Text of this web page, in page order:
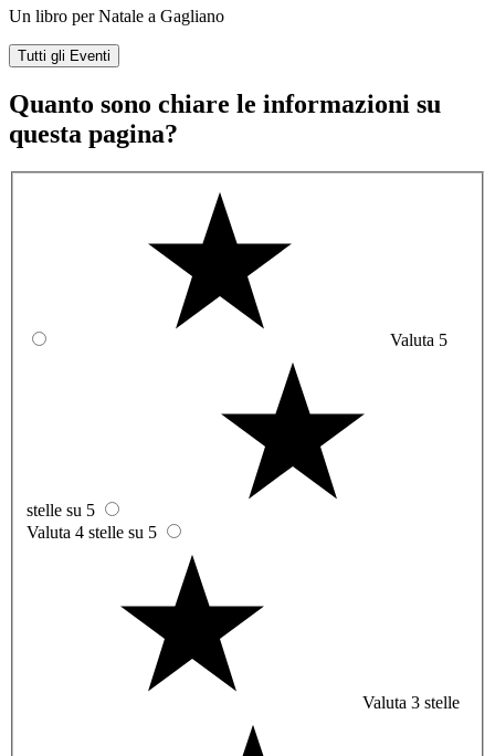
Un libro per Natale a Gagliano
Tutti gli Eventi
Quanto sono chiare le informazioni su
questa pagina?
Valuta 5
stelle su 5
Valuta 4 stelle su 5
Valuta 3 stelle